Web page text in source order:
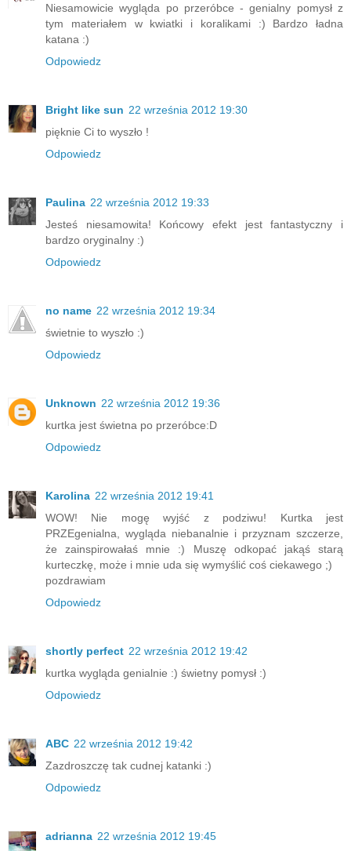
Niesamowicie wygląda po przeróbce - genialny pomysł z
tym materiałem w kwiatki i koralikami :) Bardzo ładna
katana :)
Odpowiedz
Bright like sun 22 września 2012 19:30
pięknie Ci to wyszło !
Odpowiedz
Paulina 22 września 2012 19:33
Jesteś niesamowita! Końcowy efekt jest fantastyczny i
bardzo oryginalny :)
Odpowiedz
no name 22 września 2012 19:34
świetnie to wyszło :)
Odpowiedz
Unknown 22 września 2012 19:36
kurtka jest świetna po przeróbce:D
Odpowiedz
Karolina 22 września 2012 19:41
WOW! Nie mogę wyjść z podziwu! Kurtka jest
PRZEgenialna, wygląda niebanalnie i przyznam szczerze,
że zainspirowałaś mnie :) Muszę odkopać jakąś starą
kurteczkę, może i mnie uda się wymyślić coś ciekawego ;)
pozdrawiam
Odpowiedz
shortly perfect 22 września 2012 19:42
kurtka wygląda genialnie :) świetny pomysł :)
Odpowiedz
ABC 22 września 2012 19:42
Zazdroszczę tak cudnej katanki :)
Odpowiedz
adrianna 22 września 2012 19:45